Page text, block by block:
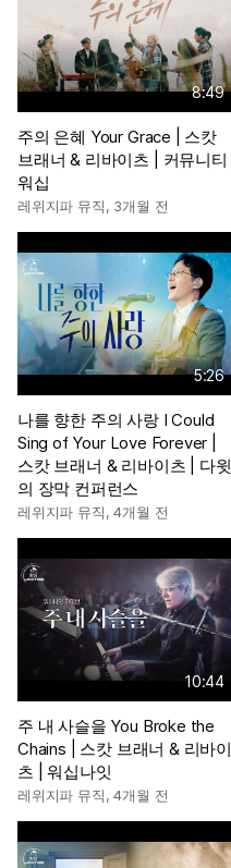
8:49
주의 은혜 Your Grace | 스캇
브래너 & 리바이츠 | 커뮤니티
워십
레위지파 뮤직, 3개월 전
5:26
나를 향한 주의 사랑 I Could
Sing of Your Love Forever |
스캇 브래너 & 리바이츠 | 다윗
의 장막 컨퍼런스
레위지파 뮤직,4개월 전
10:44
주 내 사슬을 You Broke the
Chains | 스캇 브래너 & 리바이
츠 | 워십나잇
레위지파 뮤직,4개월 전